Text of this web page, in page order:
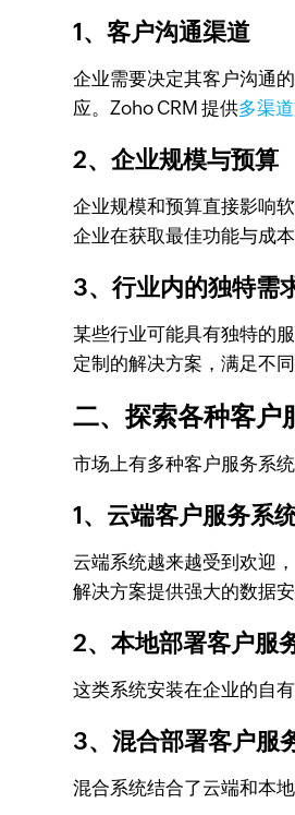
1、客户沟通渠道
企业需要决定其客户沟通
应。Zoho CRM 提供多渠
2、企业规模与预算
企业规模和预算直接影响
企业在获取最佳功能与成
3、行业内的独特需
某些行业可能具有独特的
定制的解决方案，满足不
二、探索各种客户
市场上有多种客户服务系
1、云端客户服务系
云端系统越来越受到欢迎
解决方案提供强大的数据安
2、本地部署客户服
这类系统安装在企业的自
3、混合部署客户服
混合系统结合了云端和本